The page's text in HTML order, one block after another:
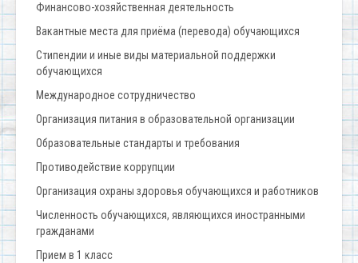
Финансово-хозяйственная деятельность
Вакантные места для приёма (перевода) обучающихся
Стипендии и иные виды материальной поддержки
обучающихся
Международное сотрудничество
Организация питания в образовательной организации
Образовательные стандарты и требования
Противодействие коррупции
Организация охраны здоровья обучающихся и работников
Численность обучающихся, являющихся иностранными
гражданами
Прием в 1 класс